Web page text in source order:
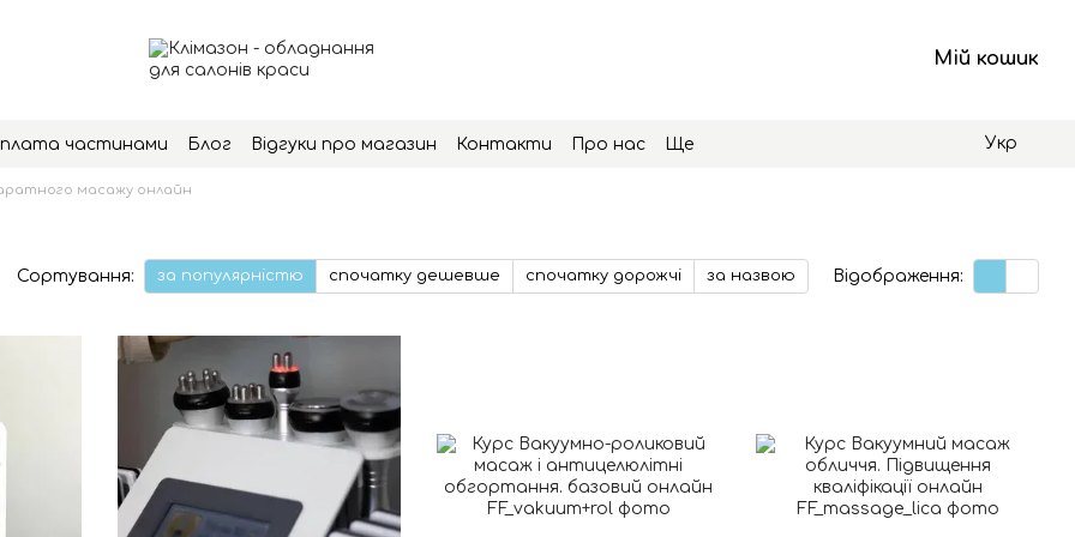
Мій кошик
частинами Блог Відгуки про магазин Контакти Про нас Ще Укр
масажу онлайн
Сортування: за популярністю спочатку дешевше спочатку дорожчі за назвою Відображення: